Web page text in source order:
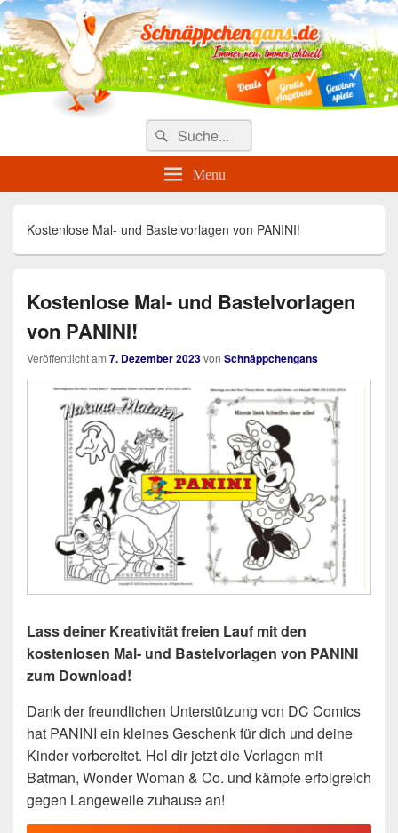
Täglich die besten Gewinnspiele
und Angebote
Search
for:
Suche
Menu
Kostenlose Mal- und Bastelvorlagen von PANINI!
Kostenlose Mal- und Bastelvorlagen
von PANINI!
Veröffentlicht am 7. Dezember 2023von Schnäppchengans
Lass deiner Kreativität freien Lauf mit den
kostenlosen Mal- und Bastelvorlagen von PANINI
zum Download!
Dank der freundlichen Unterstützung von DC Comics
hat PANINI ein kleines Geschenk für dich und deine
Kinder vorbereitet. Hol dir jetzt die Vorlagen mit
Batman, Wonder Woman & Co. und kämpfe erfolgreich
gegen Langeweile zuhause an!